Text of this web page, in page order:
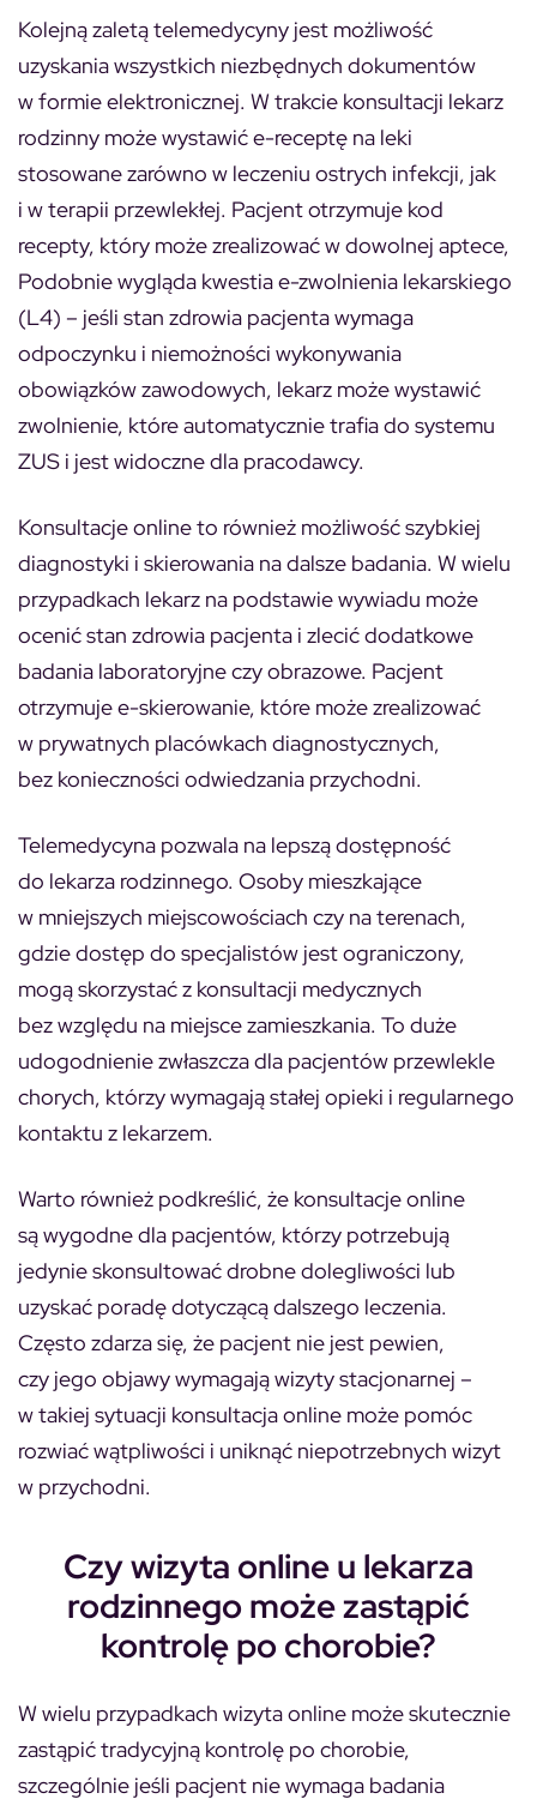
Kolejną zaletą telemedycyny jest możliwość
uzyskania wszystkich niezbędnych dokumentów
w formie elektronicznej. W trakcie konsultacji lekarz
rodzinny może wystawić e-receptę na leki
stosowane zarówno w leczeniu ostrych infekcji, jak
i w terapii przewlekłej. Pacjent otrzymuje kod
recepty, który może zrealizować w dowolnej aptece,
Podobnie wygląda kwestia e-zwolnienia lekarskiego
(L4) – jeśli stan zdrowia pacjenta wymaga
odpoczynku i niemożności wykonywania
obowiązków zawodowych, lekarz może wystawić
zwolnienie, które automatycznie trafia do systemu
ZUS i jest widoczne dla pracodawcy.
Konsultacje online to również możliwość szybkiej
diagnostyki i skierowania na dalsze badania. W wielu
przypadkach lekarz na podstawie wywiadu może
ocenić stan zdrowia pacjenta i zlecić dodatkowe
badania laboratoryjne czy obrazowe. Pacjent
otrzymuje e-skierowanie, które może zrealizować
w prywatnych placówkach diagnostycznych,
bez konieczności odwiedzania przychodni.
Telemedycyna pozwala na lepszą dostępność
do lekarza rodzinnego. Osoby mieszkające
w mniejszych miejscowościach czy na terenach,
gdzie dostęp do specjalistów jest ograniczony,
mogą skorzystać z konsultacji medycznych
bez względu na miejsce zamieszkania. To duże
udogodnienie zwłaszcza dla pacjentów przewlekle
chorych, którzy wymagają stałej opieki i regularnego
kontaktu z lekarzem.
Warto również podkreślić, że konsultacje online
są wygodne dla pacjentów, którzy potrzebują
jedynie skonsultować drobne dolegliwości lub
uzyskać poradę dotyczącą dalszego leczenia.
Często zdarza się, że pacjent nie jest pewien,
czy jego objawy wymagają wizyty stacjonarnej –
w takiej sytuacji konsultacja online może pomóc
rozwiać wątpliwości i uniknąć niepotrzebnych wizyt
w przychodni.
Czy wizyta online u lekarza
rodzinnego może zastąpić
kontrolę po chorobie?
W wielu przypadkach wizyta online może skutecznie
zastąpić tradycyjną kontrolę po chorobie,
szczególnie jeśli pacjent nie wymaga badania